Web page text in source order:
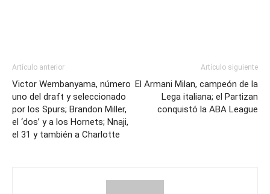
Artículo anterior
Victor Wembanyama, número
uno del draft y seleccionado
por los Spurs; Brandon Miller,
el ‘dos’ y a los Hornets; Nnaji,
el 31 y también a Charlotte
Artículo siguiente
El Armani Milan, campeón de la
Lega italiana; el Partizan
conquistó la ABA League